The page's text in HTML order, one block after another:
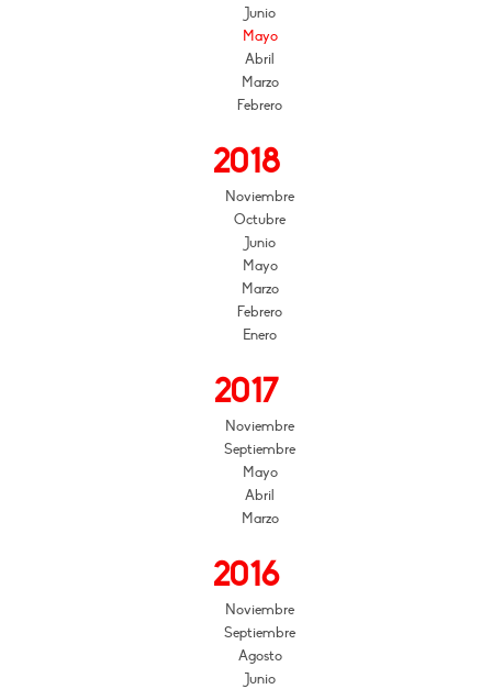
Junio
Mayo
Abril
Marzo
Febrero
2018
Noviembre
Octubre
Junio
Mayo
Marzo
Febrero
Enero
2017
Noviembre
Septiembre
Mayo
Abril
Marzo
2016
Noviembre
Septiembre
Agosto
Junio